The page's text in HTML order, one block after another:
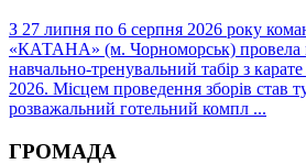
З 27 липня по 6 серпня 2026 року
«КАТАНА» (м. Чорноморськ) провела
навчально-тренувальний табір з
2026. Місцем проведення зборів став
розважальний готельний компл ...
ГРОМАДА